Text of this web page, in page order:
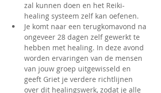
zal kunnen doen en het Reiki-
healing systeem zelf kan oefenen.
Je komt naar een terugkomavond na
ongeveer 28 dagen zelf gewerkt te
hebben met healing. In deze avond
worden ervaringen van de mensen
van jouw groep uitgewisseld en
geeft Griet je verdere richtlijnen
over dit healingswerk, zodat je alle